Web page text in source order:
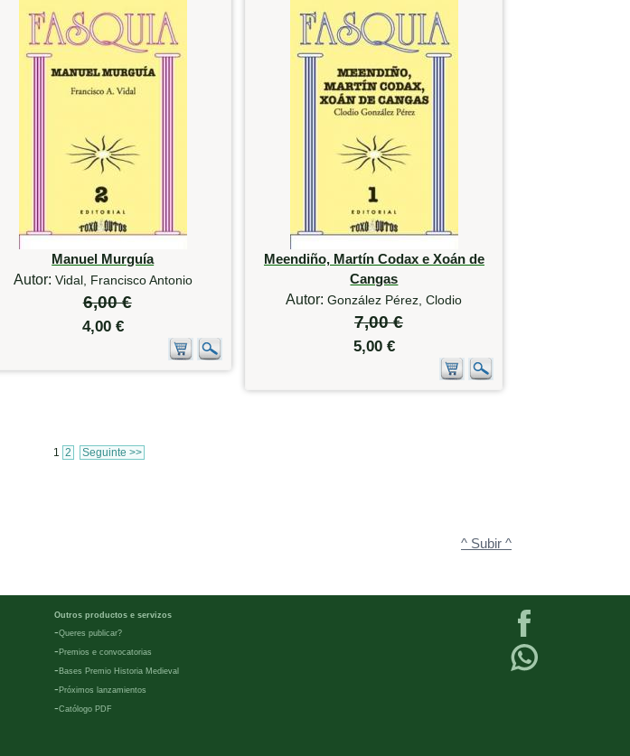
Manuel Murguía
Autor: Vidal, Francisco Antonio
6,00 €
4,00 €
Meendiño, Martín Codax e Xoán de
Cangas
Autor:González Pérez, Clodio
7,00 €
5,00 €
1 2 Seguinte >>
^ Subir ^
Outros productos e servizos
-Queres publicar?
- Premios e convocatorias
- Bases Premio Historia Medieval
- Próximos lanzamientos
-Católogo PDF